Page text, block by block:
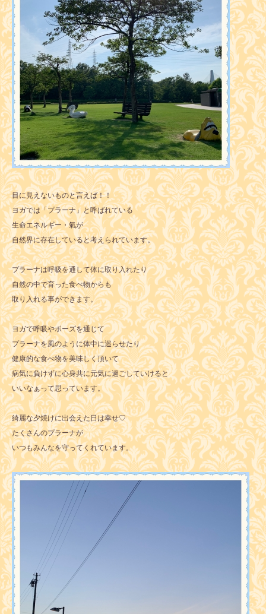
目に見えないものと言えば！！
ヨガでは「プラーナ」と呼ばれている
生命エネルギー・氣が
自然界に存在していると考えられています。
プラーナは呼吸を通して体に取り入れたり
自然の中で育った食べ物からも
取り入れる事ができます。
ヨガで呼吸やポーズを通じて
プラーナを風のように体中に巡らせたり
健康的な食べ物を美味しく頂いて
病気に負けずに心身共に元気に過ごしていけると
いいなぁって思っています。
綺麗な夕焼けに出会えた日は幸せ♡
たくさんのプラーナが
いつもみんなを守ってくれています。